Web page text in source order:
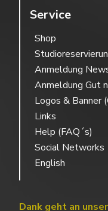
Service
Shop
Anmeldung
Anmeldung Gut
Logos & Banner
Links
Help (FAQ´s)
Social Networks
English
Dank geht an